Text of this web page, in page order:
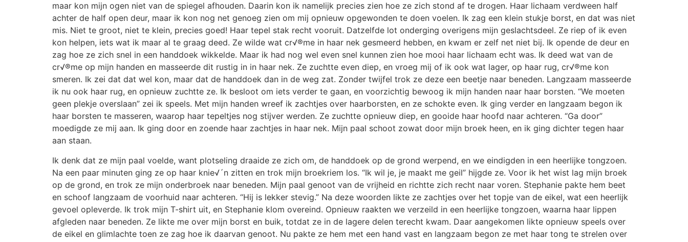
maar kon mijn ogen niet van de spiegel afhouden. Daarin kon ik namelijk precies zien hoe ze zich stond af te drogen. Haar lichaam verdween half
achter de half open deur, maar ik kon nog net genoeg zien om mij opnieuw opgewonden te doen voelen. Ik zag een klein stukje borst, en dat was niet
mis. Niet te groot, niet te klein, precies goed! Haar tepel stak recht vooruit. Datzelfde lot onderging overigens mijn geslachtsdeel. Ze riep of ik even
kon helpen, iets wat ik maar al te graag deed. Ze wilde wat cr√®me in haar nek gesmeerd hebben, en kwam er zelf net niet bij. Ik opende de deur en
zag hoe ze zich snel in een handdoek wikkelde. Maar ik had nog wel even snel kunnen zien hoe mooi haar lichaam echt was. Ik deed wat van de
cr√®me op mijn handen en masseerde dit rustig in in haar nek. Ze zuchtte even diep, en vroeg mij of ik ook wat lager, op haar rug, cr√®me kon
smeren. Ik zei dat dat wel kon, maar dat de handdoek dan in de weg zat. Zonder twijfel trok ze deze een beetje naar beneden. Langzaam masseerde
ik nu ook haar rug, en opnieuw zuchtte ze. Ik besloot om iets verder te gaan, en voorzichtig bewoog ik mijn handen naar haar borsten. “We moeten
geen plekje overslaan” zei ik speels. Met mijn handen wreef ik zachtjes over haarborsten, en ze schokte even. Ik ging verder en langzaam begon ik
haar borsten te masseren, waarop haar tepeltjes nog stijver werden. Ze zuchtte opnieuw diep, en gooide haar hoofd naar achteren. “Ga door”
moedigde ze mij aan. Ik ging door en zoende haar zachtjes in haar nek. Mijn paal schoot zowat door mijn broek heen, en ik ging dichter tegen haar
aan staan.
Ik denk dat ze mijn paal voelde, want plotseling draaide ze zich om, de handdoek op de grond werpend, en we eindigden in een heerlijke tongzoen.
Na een paar minuten ging ze op haar knie√´n zitten en trok mijn broekriem los. “Ik wil je, je maakt me geil” hijgde ze. Voor ik het wist lag mijn broek
op de grond, en trok ze mijn onderbroek naar beneden. Mijn paal genoot van de vrijheid en richtte zich recht naar voren. Stephanie pakte hem beet
en schoof langzaam de voorhuid naar achteren. “Hij is lekker stevig.” Na deze woorden likte ze zachtjes over het topje van de eikel, wat een heerlijk
gevoel opleverde. Ik trok mijn T-shirt uit, en Stephanie klom overeind. Opnieuw raakten we verzeild in een heerlijke tongzoen, waarna haar lippen
afgleden naar beneden. Ze likte me over mijn borst en buik, totdat ze in de lagere delen terecht kwam. Daar aangekomen likte opnieuw speels over
de eikel en glimlachte toen ze zag hoe ik daarvan genoot. Nu pakte ze hem met een hand vast en langzaam begon ze met haar tong te strelen over